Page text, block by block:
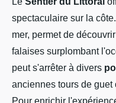
spectaculaire sur la
mer, permet de
falaises surplombant
peut s'arrêter à divers
anciennes tours de